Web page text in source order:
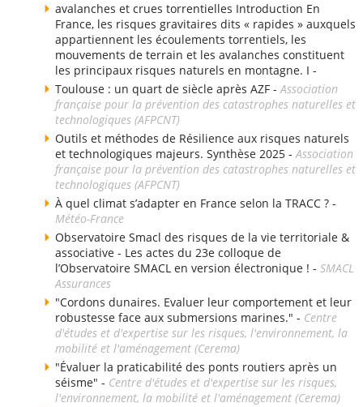
avalanches et crues torrentielles Introduction En
France, les risques gravitaires dits « rapides » auxquels
appartiennent les écoulements torrentiels, les
mouvements de terrain et les avalanches constituent
les principaux risques naturels en montagne. I -
Toulouse : un quart de siècle après AZF -Association
française pour la prévention des catastrophes naturelles et
technologiques (AFPCNT)
Outils et méthodes de Résilience aux risques naturels
et technologiques majeurs. Synthèse 2025 -Association
française pour la prévention des catastrophes naturelles et
technologiques (AFPCNT)
À quel climat s’adapter en France selon la TRACC ? -
Météo-France
Observatoire Smacl des risques de la vie territoriale &
associative - Les actes du 23e colloque de
l’Observatoire SMACL en version électronique ! - SMACL
Assurances
"Cordons dunaires. Evaluer leur comportement et leur
robustesse face aux submersions marines." - Centre
d'études et d'expertise sur les risques, l'environnement, la
mobilité et l'aménagement (Cerema)
"Évaluer la praticabilité des ponts routiers après un
séisme" - Centre d'études et d'expertise sur les risques,
l'environnement, la mobilité et l'aménagement (Cerema)